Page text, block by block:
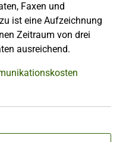
Faxen und
ist eine Aufzeichnung
Zeitraum von drei
ausreichend.